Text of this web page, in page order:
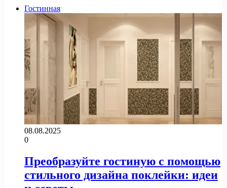
Гостинная
08.08.2025
0
Преобразуйте гостиную с помощью
стильного дизайна поклейки: идеи